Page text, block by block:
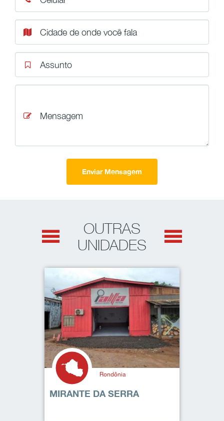
Cidade de onde você fala
Assunto
Mensagem
Enviar Mensagem
OUTRAS
UNIDADES
Rondônia
MIRANTE DA SERRA